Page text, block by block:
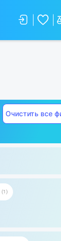
Очистить все
1